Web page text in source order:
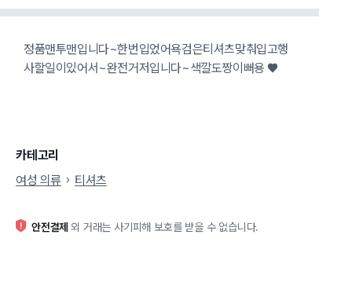
정품맨투맨입니다~한번입었어욕검은티셔츠맞춰입고행
사할일이있어서~완전거저입니다~색깔도짱이뻐용 ♥
카테고리
여성 의류
티셔츠
안전결제 외 거래는 사기피해 보호를 받을 수 없습니다.